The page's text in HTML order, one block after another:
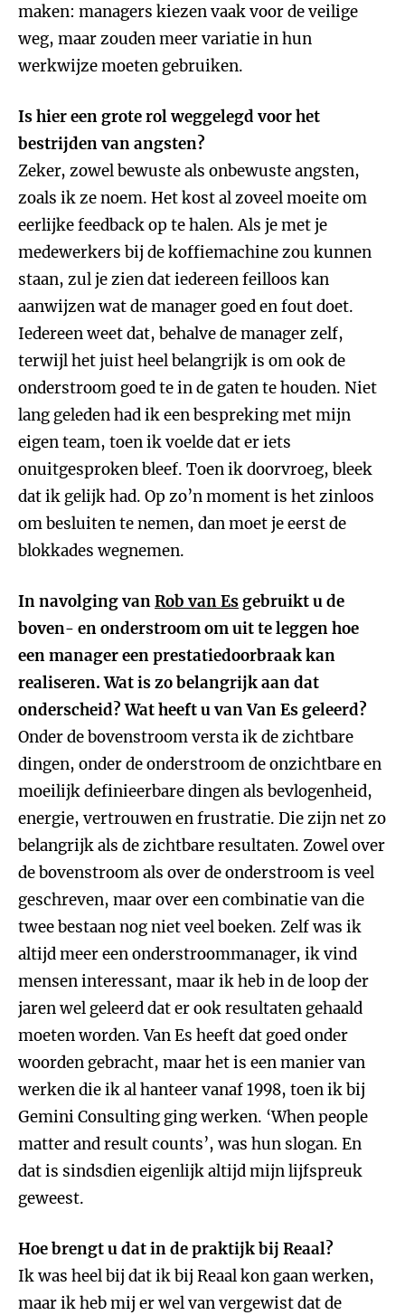
maken: managers kiezen vaak voor de veilige
weg, maar zouden meer variatie in hun
werkwijze moeten gebruiken.
Is hier een grote rol weggelegd voor het
bestrijden van angsten?
Zeker, zowel bewuste als onbewuste angsten,
zoals ik ze noem. Het kost al zoveel moeite om
eerlijke feedback op te halen. Als je met je
medewerkers bij de koffiemachine zou kunnen
staan, zul je zien dat iedereen feilloos kan
aanwijzen wat de manager goed en fout doet.
Iedereen weet dat, behalve de manager zelf,
terwijl het juist heel belangrijk is om ook de
onderstroom goed te in de gaten te houden. Niet
lang geleden had ik een bespreking met mijn
eigen team, toen ik voelde dat er iets
onuitgesproken bleef. Toen ik doorvroeg, bleek
dat ik gelijk had. Op zo’n moment is het zinloos
om besluiten te nemen, dan moet je eerst de
blokkades wegnemen.
In navolging vanRob van Esgebruikt u de
boven- en onderstroom om uit te leggen hoe
een manager een prestatiedoorbraak kan
realiseren. Wat is zo belangrijk aan dat
onderscheid? Wat heeft u van Van Es geleerd?
Onder de bovenstroom versta ik de zichtbare
dingen, onder de onderstroom de onzichtbare en
moeilijk definieerbare dingen als bevlogenheid,
energie, vertrouwen en frustratie. Die zijn net zo
belangrijk als de zichtbare resultaten. Zowel over
de bovenstroom als over de onderstroom is veel
geschreven, maar over een combinatie van die
twee bestaan nog niet veel boeken. Zelf was ik
altijd meer een onderstroommanager, ik vind
mensen interessant, maar ik heb in de loop der
jaren wel geleerd dat er ook resultaten gehaald
moeten worden. Van Es heeft dat goed onder
woorden gebracht, maar het is een manier van
werken die ik al hanteer vanaf 1998, toen ik bij
Gemini Consulting ging werken. ‘When people
matter and result counts’, was hun slogan. En
dat is sindsdien eigenlijk altijd mijn lijfspreuk
geweest.
Hoe brengt u dat in de praktijk bij Reaal?
Ik was heel bij dat ik bij Reaal kon gaan werken,
maar ik heb mij er wel van vergewist dat de